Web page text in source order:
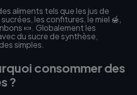
aliments tels que les jus de
les confitures, le miel 🍯,
🍬. Globalement les
du sucre de synthèse,
simples.
consommer des
?